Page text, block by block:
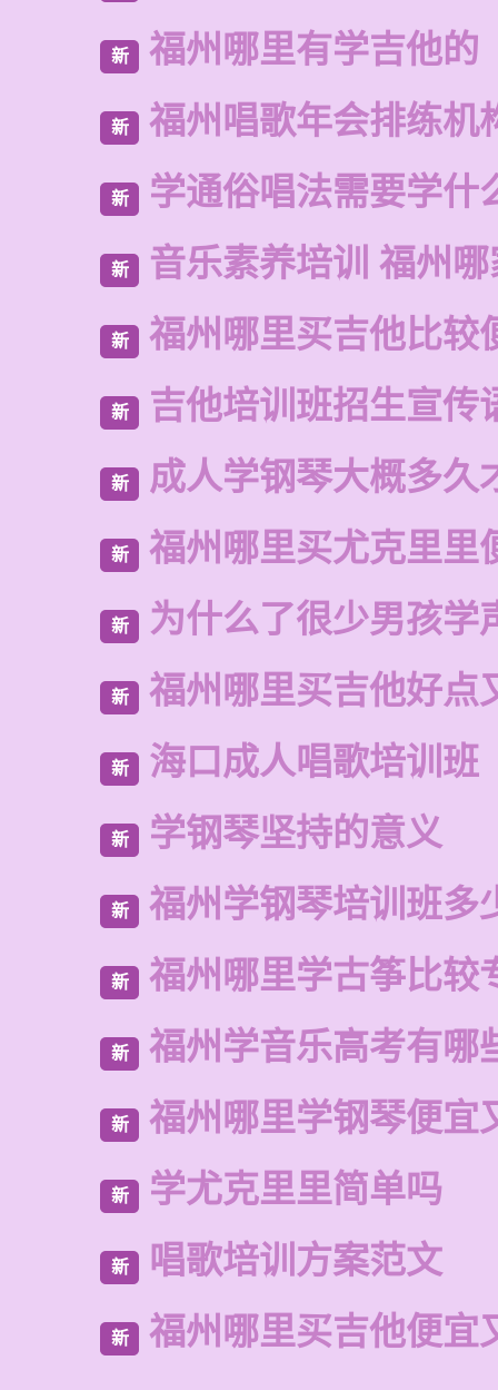
新 福州哪里有学吉他的
新 福州唱歌年会排练机
新 学通俗唱法需要学什
新 音乐素养培训 福州
新 福州哪里买吉他比较
新 吉他培训班招生宣传
新 成人学钢琴大概多久
新 福州哪里买尤克里里
新 为什么了很少男孩学
新 福州哪里买吉他好点
新 海口成人唱歌培训班
新 学钢琴坚持的意义
新 福州学钢琴培训班多
新 福州哪里学古筝比较
新 福州学音乐高考有哪
新 福州哪里学钢琴便宜
新 学尤克里里简单吗
新 唱歌培训方案范文
新 福州哪里买吉他便宜